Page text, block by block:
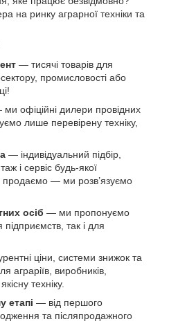
на ринку аграрної техніки та
— тисячі товарів для
промисловості або
офіційні дилери провідних
лише перевірену техніку,
— індивідуальний підбір,
і сервіс будь-якої
продаємо — ми розв’язуємо
осіб — ми пропонуємо
так і для
ціни, системи знижок та
аграріїв, виробників,
техніку.
етапі — від першого
та післяпродажного